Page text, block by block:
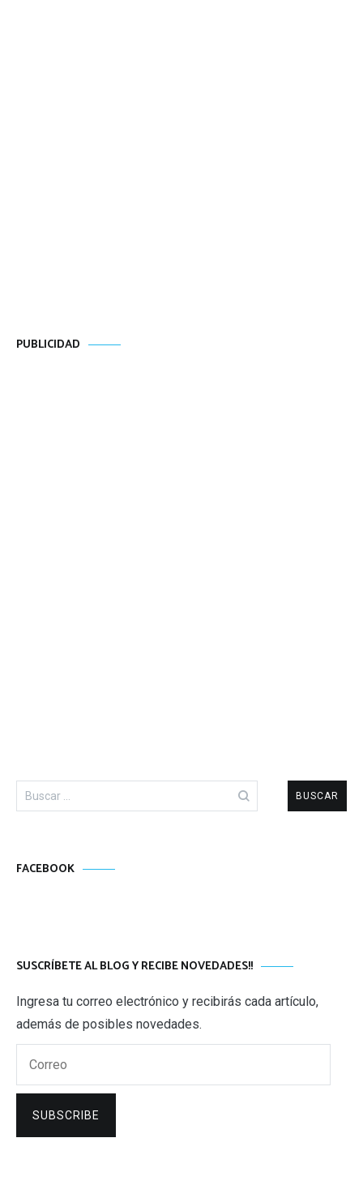
PUBLICIDAD
Buscar:
FACEBOOK
SUSCRÍBETE AL BLOG Y RECIBE NOVEDADES!!
Ingresa tu correo electrónico y recibirás cada artículo,
además de posibles novedades.
SUBSCRIBE